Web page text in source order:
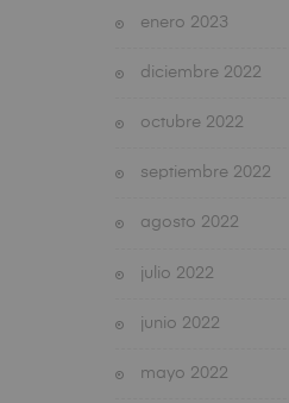
enero 2023
diciembre 2022
octubre 2022
septiembre 2022
agosto 2022
julio 2022
junio 2022
mayo 2022